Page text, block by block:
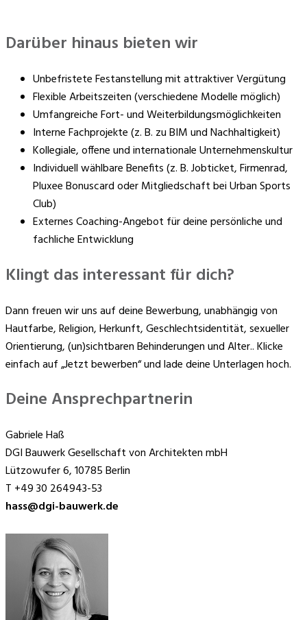
Darüber hinaus bieten wir
Unbefristete Festanstellung mit attraktiver Vergütung
Flexible Arbeitszeiten (verschiedene Modelle möglich)
Umfangreiche Fort- und Weiterbildungsmöglichkeiten
Interne Fachprojekte (z. B. zu BIM und Nachhaltigkeit)
Kollegiale, offene und internationale Unternehmenskultur
Individuell wählbare Benefits (z. B. Jobticket, Firmenrad,
Pluxee Bonuscard oder Mitgliedschaft bei Urban Sports
Club)
Externes Coaching-Angebot für deine persönliche und
fachliche Entwicklung
Klingt das interessant für dich?
Dann freuen wir uns auf deine Bewerbung, unabhängig von
Hautfarbe, Religion, Herkunft, Geschlechtsidentität, sexueller
Orientierung, (un)sichtbaren Behinderungen und Alter.. Klicke
einfach auf „Jetzt bewerben“ und lade deine Unterlagen hoch.
Deine Ansprechpartnerin
Gabriele Haß
DGI Bauwerk Gesellschaft von Architekten mbH
Lützowufer 6, 10785 Berlin
T +49 30 264943-53
hass@dgi-bauwerk.de